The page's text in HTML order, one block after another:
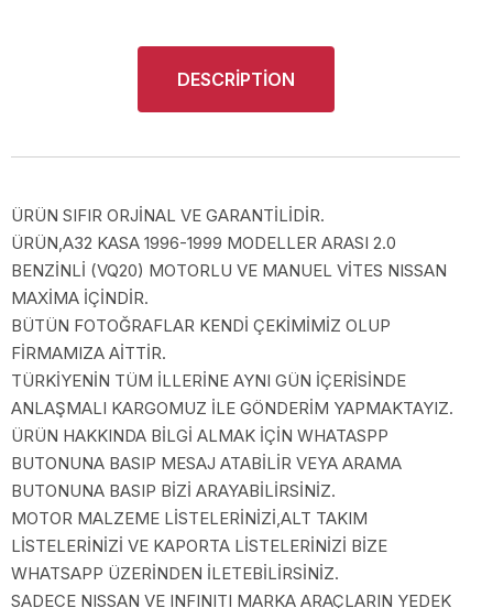
DESCRIPTION
ÜRÜN SIFIR ORJİNAL VE GARANTİLİDİR.
ÜRÜN,A32 KASA 1996-1999 MODELLER ARASI 2.0
BENZİNLİ (VQ20) MOTORLU VE MANUEL VİTES NISSAN
MAXİMA İÇİNDİR.
BÜTÜN FOTOĞRAFLAR KENDİ ÇEKİMİMİZ OLUP
FİRMAMIZA AİTTİR.
TÜRKİYENİN TÜM İLLERİNE AYNI GÜN İÇERİSİNDE
ANLAŞMALI KARGOMUZ İLE GÖNDERİM YAPMAKTAYIZ.
ÜRÜN HAKKINDA BİLGİ ALMAK İÇİN WHATASPP
BUTONUNA BASIP MESAJ ATABİLİR VEYA ARAMA
BUTONUNA BASIP BİZİ ARAYABİLİRSİNİZ.
MOTOR MALZEME LİSTELERİNİZİ,ALT TAKIM
LİSTELERİNİZİ VE KAPORTA LİSTELERİNİZİ BİZE
WHATSAPP ÜZERİNDEN İLETEBİLİRSİNİZ.
SADECE NISSAN VE INFINITI MARKA ARAÇLARIN YEDEK